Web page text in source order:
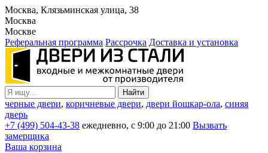
Москва, Клязьминская улица, 38
Москва
Москве
Реферальная программа Рассрочка Доставка и установка
черные двери, коричневые двери, двери йошкар-ола, синяя
дверь
+7 (499) 504-43-38 ежедневно, с 9:00 до 21:00 Вызвать
замерщика
Ваша корзина